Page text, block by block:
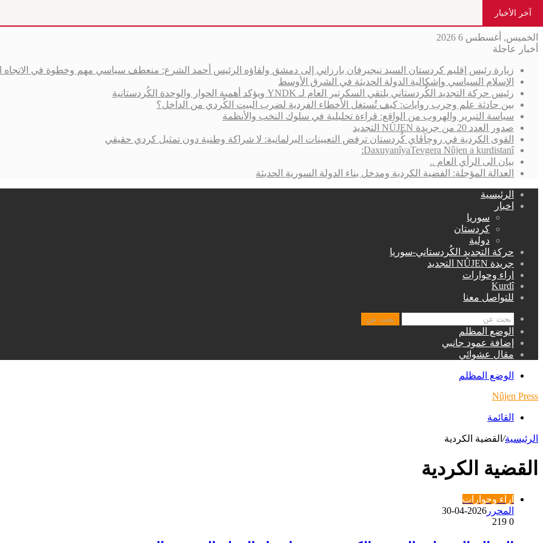
آخر الأخبار
الخميس, أغسطس 6 2026
أخبار عاجلة
زيارة رئيس إقليم كردستان السيد نيجيرفان بارزاني إلى دمشق ولقاؤه الرئيس أحمد الشرع: منعطف سياسي مهم وخطوة في الاتجاه
الإسلام السياسي وإشكالية الدولة الحديثة في الشرق الأوسط
رئيس حركة التجديد الكُردستاني يلتقي السكرتير العام لـ YNDK ويؤكد أهمية الحوار والوحدة الكُردستانية
بين حادثة علم وحرب روايات: كيف تُستغل الأخطاء الفردية لضرب البيت الكُردي من الداخل؟
سياسة التبرير والهروب من الواقع: قراءة تحليلية في سلوك النخب والأنظمة
صدور العدد 20 من جريدة NÛJEN التجديد
القوى الكردية في روچآڤاي كُردستان ترفض التعيينات البرلمانية: لا شراكة وطنية دون تمثيل كردي حقيقي
DaxuyanîyaTevgera Nûjen a kurdistanî:
بيان الى الرأي العام ..
العدالة المؤجلة: القضية الكردية ومدخل بناء الدولة السورية الحديثة
الرئيسية
اخبار
سوريا
كردستان
دولية
حركة التجديد الكُردستاني-سوريا
جريدة NÛJEN التجديد
اراء وحوارات
Kurdî
للتواصل معنا
بحث عن
الوضع المظلم
إضافة عمود جانبي
مقال عشوائي
الوضع المظلم
Nûjen Press
القائمة
الرئيسية/ القضية الكردية
القضية الكردية
اراء وحوارات
المحرر 2026-04-30
0